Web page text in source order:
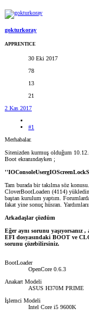
gokturkoray
APPRENTICE
30 Eki 2017
78
13
21
2 Kas 2017
#1
Merhabalar.
Sitenizden kurmuş olduğum
Boot ekranındayken ;
Tam burada bir takılma söz
CloverBootLoaderı (4114)
baştan kurulum yaptım.
fakat yine sonuç hüsran.
Arkadaşlar çözdüm
Eğer aynı sorunu yaşıyorsanız
EFI dosyasındaki BOOT ve
sorunu çözebilirsiniz.
BootLoader
OpenCore 0.6.3
Anakart Modeli
ASUS H370M PRIME
İşlemci Modeli
Intel Core i5 9600K